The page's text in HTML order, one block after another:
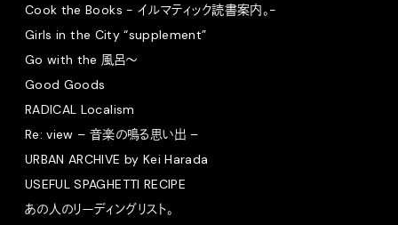
Cook the Books - イルマティック読書案内。-
Girls in the City “supplement”
Go with the 風呂〜
Good Goods
RADICAL Localism
Re: view – 音楽の鳴る思い出 –
URBAN ARCHIVE by Kei Harada
USEFUL SPAGHETTI RECIPE
あの人のリーディングリスト。